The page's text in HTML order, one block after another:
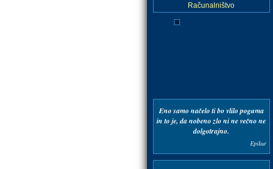
Računalništvo
Eno samo načelo ti bo vlilo poguma
in to je,da nobeno zlo ni ne večno ne
dolgotrajno.
Epikur